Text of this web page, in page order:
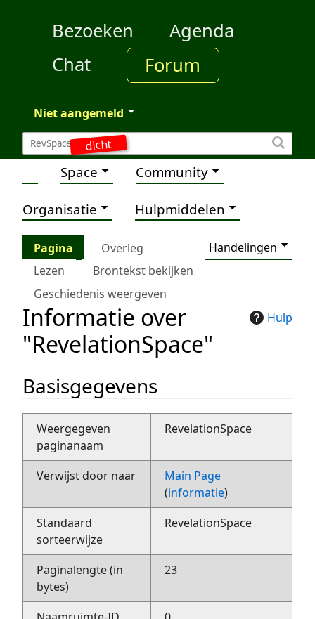
dicht
Bezoeken
Agenda
Chat
Forum
Niet aangemeld
Space Community
Organisatie Hulpmiddelen
Pagina Overleg
Handelingen
Lezen
Brontekst bekijken
Geschiedenis weergeven
Hulp
Informatie over
"RevelationSpace"
Basisgegevens
Weergegeven
paginanaam
RevelationSpace
Verwijst door naar
Main Page
(informatie)
Standaard
sorteerwijze
RevelationSpace
Paginalengte (in
bytes)
23